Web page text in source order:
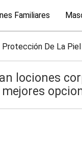
Familiares
Protección De La Piel
lociones